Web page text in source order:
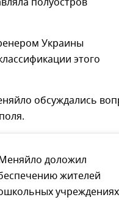
Украины
этого
обсуждались
доложил
жителей